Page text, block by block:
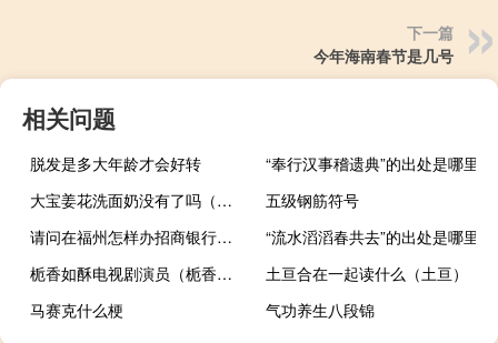
下一篇
今年海南春节是几号
相关问题
脱发是多大年龄才会好转
“奉行汉事稽遗典”的出处是哪里
大宝姜花洗面奶没有了吗（大宝姜花洗面奶）
五级钢筋符号
请问在福州怎样办招商银行信用卡
“流水滔滔春共去”的出处是哪里
栀香如酥电视剧演员（栀香如酥）
土亘合在一起读什么（土亘）
马赛克什么梗
气功养生八段锦